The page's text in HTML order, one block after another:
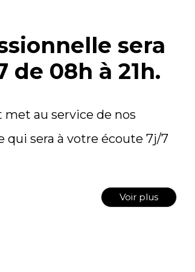
sera
de 08h à 21h.
au service de nos
qui sera à votre écoute 7j/7
Voir plus